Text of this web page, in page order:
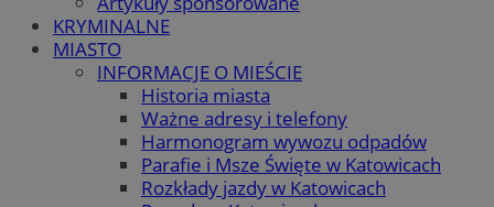
KRYMINALNE
MIASTO
INFORMACJE O MIEŚCIE
Historia miasta
Ważne adresy i telefony
Harmonogram wywozu odpadów
Parafie i Msze Święte w Katowicach
Rozkłady jazdy w Katowicach